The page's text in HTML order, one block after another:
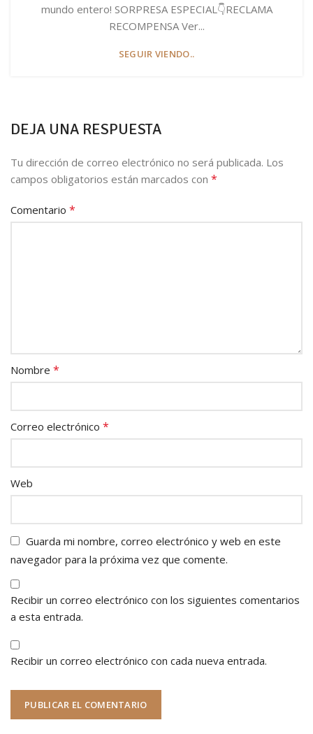
mundo entero! SORPRESA ESPECIAL👇RECLAMA
RECOMPENSA Ver...
SEGUIR VIENDO..
DEJA UNA RESPUESTA
Tu dirección de correo electrónico no será publicada. Los
campos obligatorios están marcados con *
Comentario *
Nombre *
Correo electrónico *
Web
Guarda mi nombre, correo electrónico y web en este
navegador para la próxima vez que comente.
Recibir un correo electrónico con los siguientes comentarios
a esta entrada.
Recibir un correo electrónico con cada nueva entrada.